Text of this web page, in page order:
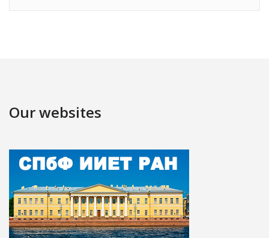
Our websites